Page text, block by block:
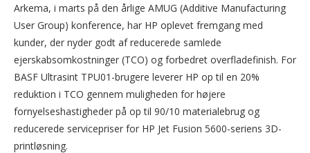
Arkema, i marts på den årlige AMUG (Additive Manufacturing
User Group) konference, har HP oplevet fremgang med
kunder, der nyder godt af reducerede samlede
ejerskabsomkostninger (TCO) og forbedret overfladefinish. For
BASF Ultrasint TPU01-brugere leverer HP op til en 20%
reduktion i TCO gennem muligheden for højere
fornyelseshastigheder på op til 90/10 materialebrug og
reducerede servicepriser for HP Jet Fusion 5600-seriens 3D-
printløsning.